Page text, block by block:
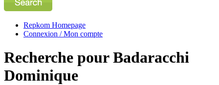
Repkom Homepage
Connexion / Mon compte
Recherche pour Badaracchi
Dominique